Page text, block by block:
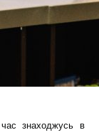
знаходжусь в